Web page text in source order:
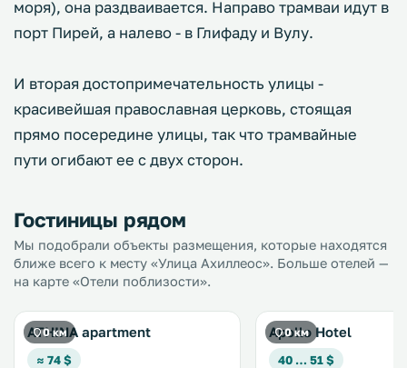
моря), она раздваивается. Направо трамваи идут в
порт Пирей, а налево - в Глифаду и Вулу.
И вторая достопримечательность улицы -
красивейшая православная церковь, стоящая
прямо посередине улицы, так что трамвайные
пути огибают ее с двух сторон.
Гостиницы рядом
Мы подобрали объекты размещения, которые находятся
ближе всего к месту «Улица Ахиллеос». Больше отелей —
на карте «Отели поблизости».
0 км
ATHINA apartment
≈ 74 $
0 км
Apollo Hotel
40 … 51 $